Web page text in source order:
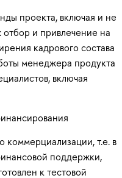
проекта, включая и не
отбор и привлечение на
кадрового состава
менеджера продукта
включая
коммерциализации, т.е. в
поддержки,
к тестовой